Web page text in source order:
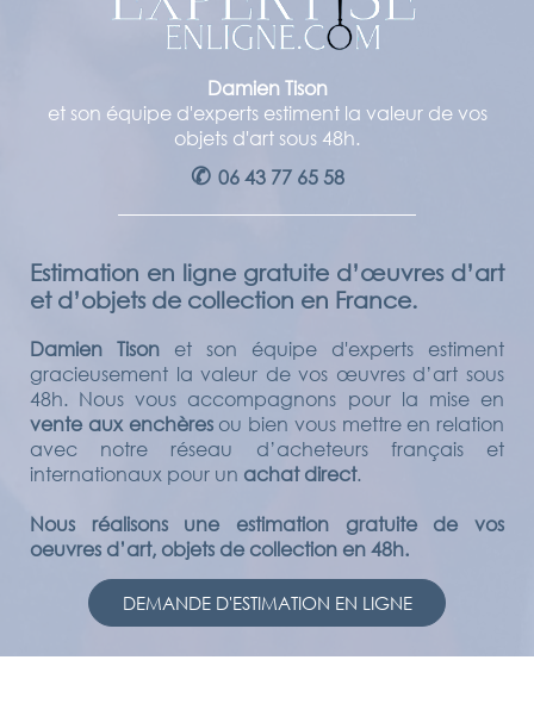
Damien Tison
et son équipe d'experts estiment la valeur de vos
objets d'art sous 48h.
✆ 06 43 77 65 58
Estimation en ligne gratuite d’œuvres d’art
et d’objets de collection en France.
Damien Tison et son équipe d'experts estiment
gracieusement la valeur de vos œuvres d’art sous
48h. Nous vous accompagnons pour la mise en
vente aux enchèresou bien vous mettre en relation
avec notre réseau d’acheteurs français et
internationaux pour un achat direct.
Nous réalisons une estimation gratuite de vos
oeuvres d’art, objets de collection en 48h.
DEMANDE D'ESTIMATION EN LIGNE